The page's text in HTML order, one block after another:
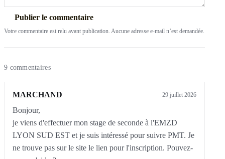
Publier le commentaire
Votre commentaire est relu avant publication. Aucune adresse e-mail n’est demandée.
9 commentaires
MARCHAND 29 juillet 2026
Bonjour,
je viens d'effectuer mon stage de seconde à l'EMZD
LYON SUD EST et je suis intéressé pour suivre PMT. Je
ne trouve pas sur le site le lien pour l'inscription. Pouvez-